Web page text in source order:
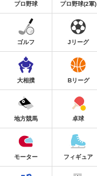
プロ野球 プロ野球(2軍)
ゴルフ Jリーグ
大相撲 Bリーグ
地方競馬 卓球
モーター フィギュア